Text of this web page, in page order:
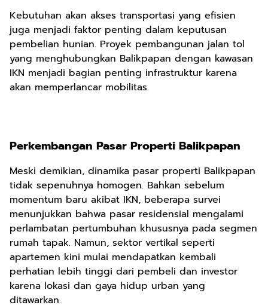
Kebutuhan akan akses transportasi yang efisien
juga menjadi faktor penting dalam keputusan
pembelian hunian. Proyek pembangunan jalan tol
yang menghubungkan Balikpapan dengan kawasan
IKN menjadi bagian penting infrastruktur karena
akan memperlancar mobilitas.
Perkembangan Pasar Properti Balikpapan
Meski demikian, dinamika pasar properti Balikpapan
tidak sepenuhnya homogen. Bahkan sebelum
momentum baru akibat IKN, beberapa survei
menunjukkan bahwa pasar residensial mengalami
perlambatan pertumbuhan khususnya pada segmen
rumah tapak. Namun, sektor vertikal seperti
apartemen kini mulai mendapatkan kembali
perhatian lebih tinggi dari pembeli dan investor
karena lokasi dan gaya hidup urban yang
ditawarkan.